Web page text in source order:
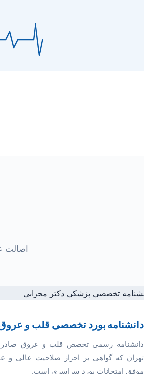
اصالت
دانشنامه بورد تخصصی قلب و
دانشنامه رسمی تخصص قلب و عروق
تهران که گواهی بر احراز صلاحیت عالی و
موفق امتحانات بورد سراسری است.